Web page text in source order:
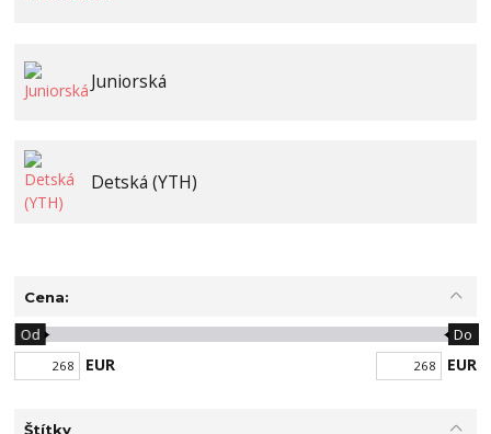
Juniorská
Detská (YTH)
Cena:
EUR
Od Do
EUR
Štítky